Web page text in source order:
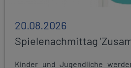
20.08.2026
Spielenachmittag
Kinder und Jugendliche